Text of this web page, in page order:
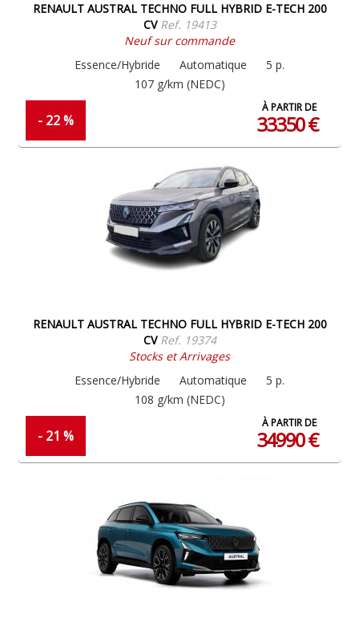
RENAULT AUSTRAL TECHNO FULL HYBRID E-TECH 200
CV Ref. 19413
Neuf sur commande
Essence/Hybride
Automatique
5 p.
107 g/km (NEDC)
- 22 %
À PARTIR DE
33350 €
RENAULT AUSTRAL TECHNO FULL HYBRID E-TECH 200
CV Ref. 19374
Stocks et Arrivages
Essence/Hybride
Automatique
5 p.
108 g/km (NEDC)
- 21 %
À PARTIR DE
34990 €